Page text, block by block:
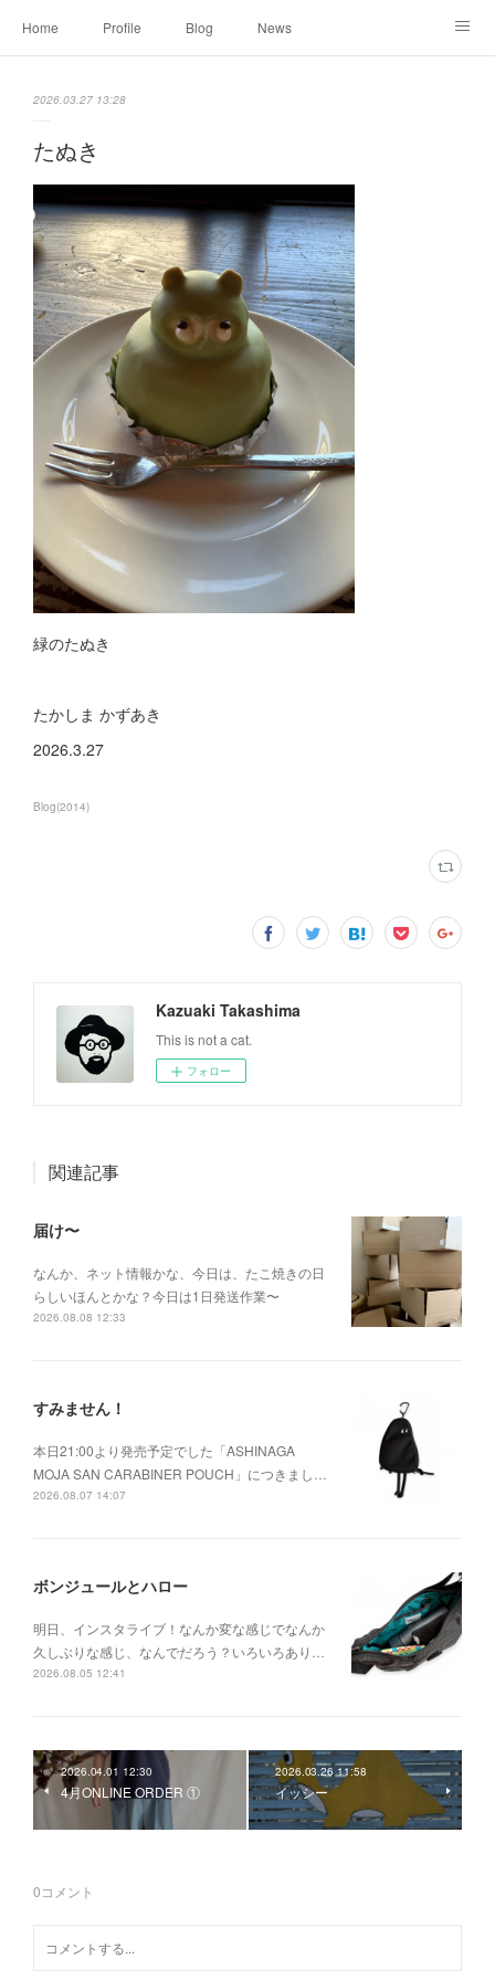
Home Profile Blog News
2026.03.27 13:28
たぬき
緑のたぬき
たかしま かずあき
2026.3.27
Blog(2014)
Kazuaki Takashima
This is not a cat.
フォロー
関連記事
届け〜
なんか、ネット情報かな、今日は、たこ焼きの日
らしいほんとかな？今日は1日発送作業〜
2026.08.08 12:33
すみません！
本日21:00より発売予定でした「ASHINAGA
MOJA SAN CARABINER POUCH」につきまし…
2026.08.07 14:07
ボンジュールとハロー
明日、インスタライブ！なんか変な感じでなんか
久しぶりな感じ、なんでだろう？いろいろあり…
2026.08.05 12:41
2026.04.01 12:30
4月ONLINE ORDER ①
2026.03.26 11:58
イッシー
0コメント